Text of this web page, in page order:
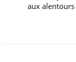
aux alentours